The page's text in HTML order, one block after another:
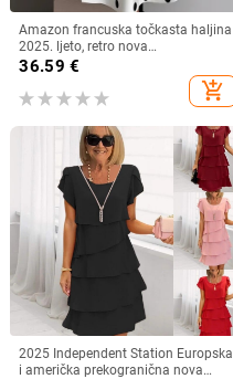
Amazon francuska točkasta haljina
2025. ljeto, retro nova
temperamentna uska suknja za
36.59 €
add_shopping_cart
2025 Independent Station Europska
i američka prekogranična nova